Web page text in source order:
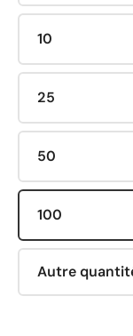
10
25
50
100
Autre